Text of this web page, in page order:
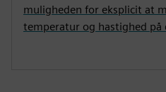
muligheden for eksplicit at
temperatur og hastighed på